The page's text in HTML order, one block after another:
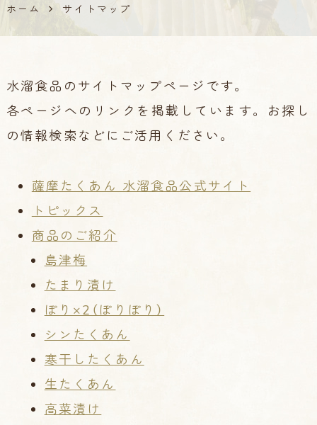
ホーム サイトマップ
水溜食品のサイトマップページです。
各ページへのリンクを掲載しています。お探し
の情報検索などにご活用ください。
薩摩たくあん 水溜食品公式サイト
トピックス
商品のご紹介
島津梅
たまり漬け
ぽり×2（ぽりぽり）
シンたくあん
寒干したくあん
生たくあん
高菜漬け